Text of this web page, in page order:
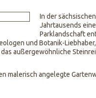
In der
Jahrtausends
Parklandschaft
und Botanik-
außergewöhnliche
malerisch angelegte